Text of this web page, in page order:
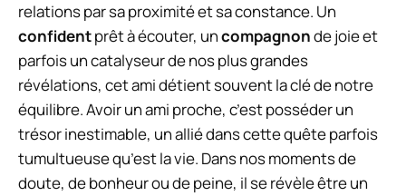
relations par sa proximité et sa constance. Un
confidentprêt à écouter, uncompagnonde joie et
parfois un catalyseur de nos plus grandes
révélations, cet ami détient souvent la clé de notre
équilibre. Avoir un ami proche, c’est posséder un
trésor inestimable, un allié dans cette quête parfois
tumultueuse qu’est la vie. Dans nos moments de
doute, de bonheur ou de peine, il se révèle être un